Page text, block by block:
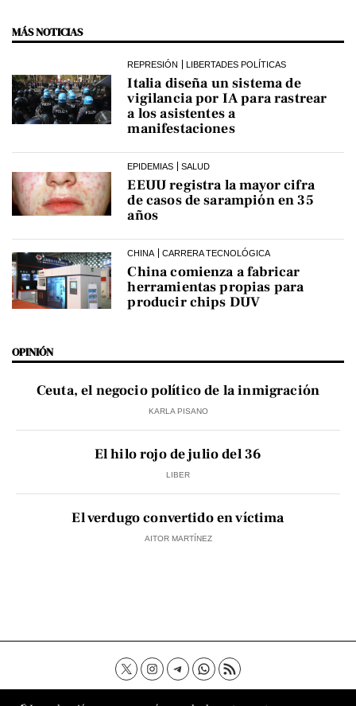
MÁS NOTICIAS
REPRESIÓN LIBERTADES POLÍTICAS
Italia diseña un sistema de
vigilancia por IA para rastrear
a los asistentes a
manifestaciones
EPIDEMIAS SALUD
EEUU registra la mayor cifra
de casos de sarampión en 35
años
CHINA CARRERA TECNOLÓGICA
China comienza a fabricar
herramientas propias para
producir chips DUV
OPINIÓN
Ceuta, el negocio político de la inmigración
KARLA PISANO
El hilo rojo de julio del 36
LIBER
El verdugo convertido en víctima
AITOR MARTÍNEZ
Contacto Aviso Legal Política de privacidad